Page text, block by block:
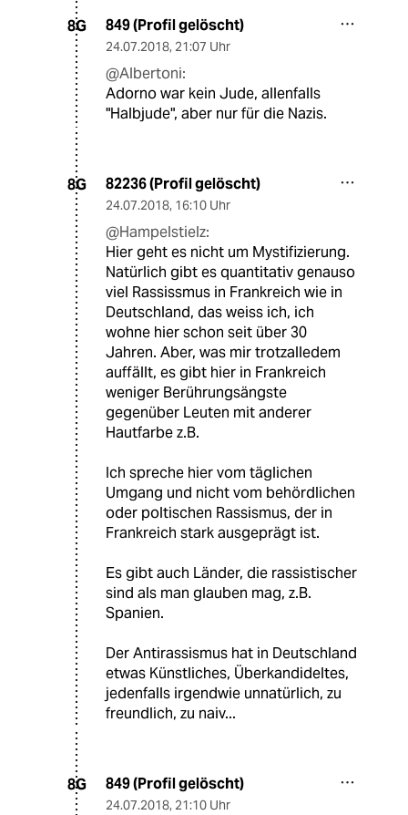
8G 849 (Profil gelöscht)
24.07.2018, 21:07 Uhr
@Albertoni:
Adorno war kein Jude, allenfalls
"Halbjude", aber nur für die Nazis.
8G 82236 (Profil gelöscht)
24.07.2018, 16:10 Uhr
@Hampelstielz:
Hier geht es nicht um Mystifizierung.
Natürlich gibt es quantitativ genauso
viel Rassissmus in Frankreich wie in
Deutschland, das weiss ich, ich
wohne hier schon seit über 30
Jahren. Aber, was mir trotzalledem
auffällt, es gibt hier in Frankreich
weniger Berührungsängste
gegenüber Leuten mit anderer
Hautfarbe z.B.
Ich spreche hier vom täglichen
Umgang und nicht vom behördlichen
oder poltischen Rassismus, der in
Frankreich stark ausgeprägt ist.
Es gibt auch Länder, die rassistischer
sind als man glauben mag, z.B.
Spanien.
Der Antirassismus hat in Deutschland
etwas Künstliches, Überkandideltes,
jedenfalls irgendwie unnatürlich, zu
freundlich, zu naiv...
8G 849 (Profil gelöscht)
24.07.2018, 21:10 Uhr